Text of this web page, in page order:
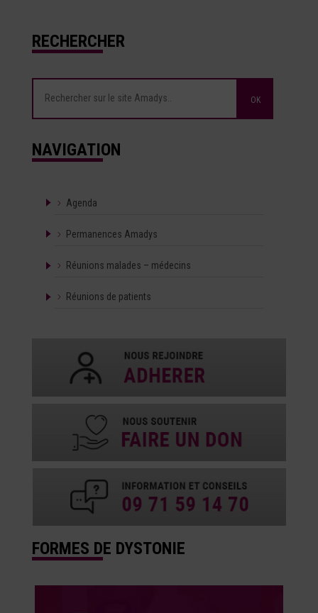
RECHERCHER
NAVIGATION
Agenda
Permanences Amadys
Réunions malades – médecins
Réunions de patients
FORMES DE DYSTONIE